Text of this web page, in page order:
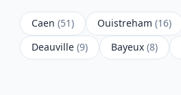
Caen (51) Ouistreham (16)
Deauville (9) Bayeux (8)